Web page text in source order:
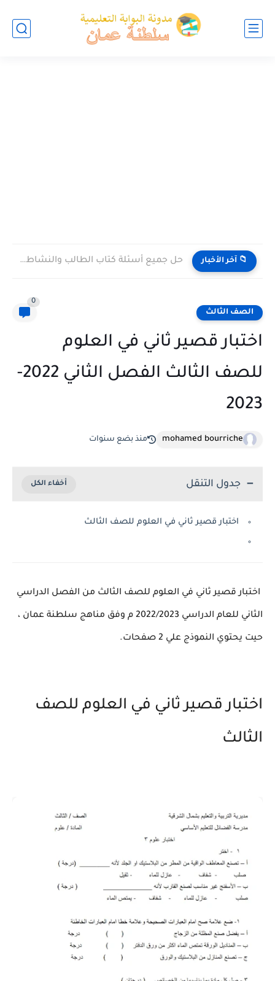
📁 آخر الأخبار حل جميع أسئلة كتاب الطالب والنشاط في الاحياء للصف العاشر...
الصف الثالث
0
اختبار قصير ثاني في العلوم
للصف الثالث الفصل الثاني 2022-
2023
mohamed bourriche منذ بضع سنوات
جدول التنقل
اختبار قصير ثاني في العلوم للصف الثالث
اختبار قصير ثاني في العلوم للصف الثالث من الفصل الدراسي
الثاني للعام الدراسي 2022/2023 م وفق مناهج سلطنة عمان ،
حيت يحتوي النموذج علي 2 صفحات.
اختبار قصير ثاني في العلوم للصف
الثالث